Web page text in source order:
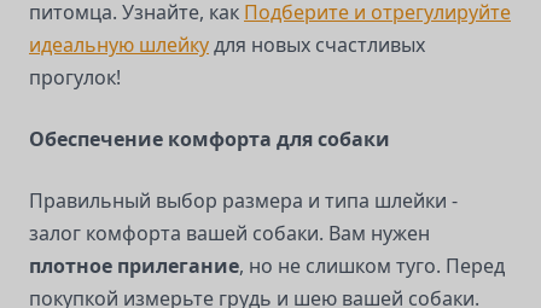
питомца. Узнайте, как Подберите и отрегулируйте
идеальную шлейкудля новых счастливых
прогулок!
Обеспечение комфорта для собаки
Правильный выбор размера и типа шлейки -
залог комфорта вашей собаки. Вам нужен
плотное прилегание, но не слишком туго. Перед
покупкой измерьте грудь и шею вашей собаки.